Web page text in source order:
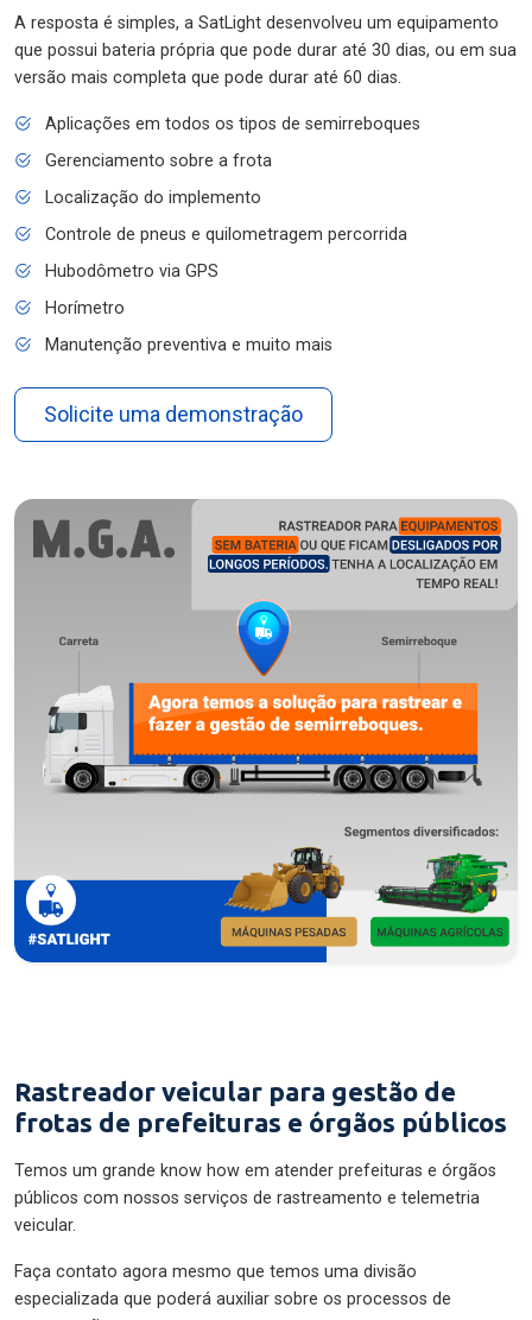
A resposta é simples, a SatLight desenvolveu um equipamento
que possui bateria própria que pode durar até 30 dias, ou em sua
versão mais completa que pode durar até 60 dias.
Aplicações em todos os tipos de semirreboques
Gerenciamento sobre a frota
Localização do implemento
Controle de pneus e quilometragem percorrida
Hubodômetro via GPS
Horímetro
Manutenção preventiva e muito mais
Solicite uma demonstração
Rastreador veicular para gestão de
frotas de prefeituras e órgãos públicos
Temos um grande know how em atender prefeituras e órgãos
públicos com nossos serviços de rastreamento e telemetria
veicular.
Faça contato agora mesmo que temos uma divisão
especializada que poderá auxiliar sobre os processos de